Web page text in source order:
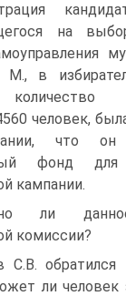
на
М., в
человек,
что он
фонд для
кампании.
ли
комиссии?
С.В.
ли человек